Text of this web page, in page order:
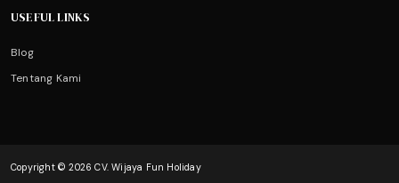
USEFUL LINKS
Blog
Tentang Kami
Copyright © 2026 CV. Wijaya Fun Holiday